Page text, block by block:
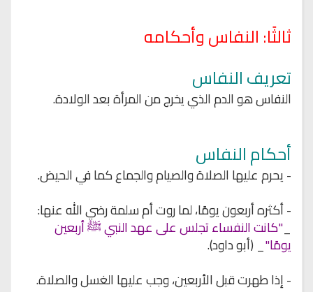
ثالثًا: النفاس وأحكامه
تعريف النفاس
النفاس هو الدم الذي يخرج من المرأة بعد الولادة.
أحكام النفاس
- يحرم عليها الصلاة والصيام والجماع كما في الحيض.
- أكثره أربعون يومًا، لما روت أم سلمة رضي الله عنها:
_"كانت النفساء تجلس على عهد النبي ﷺ أربعين
يومًا"_ (أبو داود).
- إذا طهرت قبل الأربعين، وجب عليها الغسل والصلاة.